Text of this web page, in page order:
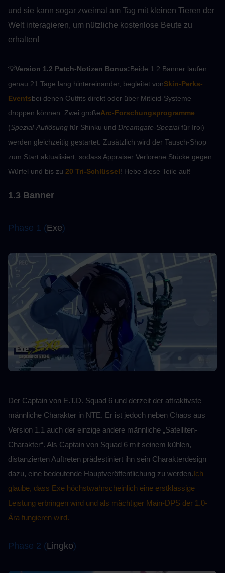
und sie kann sogar zweimal am Tag mit kleinen Tieren der
Welt interagieren, um nützliche kostenlose Beute zu
erhalten!
💡Version 1.2 Patch-Notizen Bonus:Beide 1.2 Banner laufen
genau 21 Tage lang hintereinander, begleitet vonSkin-Perks-
Eventsbei denen Outfits direkt oder über Mitleid-Systeme
droppen können. Zwei großeArc-Forschungsprogramme
(Spezial-Auflösung für Shinku und Dreamgate-Spezial für Iroi)
werden gleichzeitig gestartet. Zusätzlich wird der Tausch-Shop
zum Start aktualisiert, sodass Appraiser Verlorene Stücke gegen
Würfel und bis zu 20 Tri-Schlüssel! Hebe diese Teile auf!
1.3 Banner
Phase 1 (Exe)
Der Captain von E.T.D. Squad 6 und derzeit der attraktivste
männliche Charakter in NTE. Er ist jedoch neben Chaos aus
Version 1.1 auch der einzige andere männliche „Satelliten-
Charakter“. Als Captain von Squad 6 mit seinem kühlen,
distanzierten Auftreten prädestiniert ihn sein Charakterdesign
dazu, eine bedeutende Hauptveröffentlichung zu werden.Ich
glaube, dass Exe höchstwahrscheinlich eine erstklassige
Leistung erbringen wird und als mächtiger Main-DPS der 1.0-
Ära fungieren wird.
Phase 2 (Lingko)